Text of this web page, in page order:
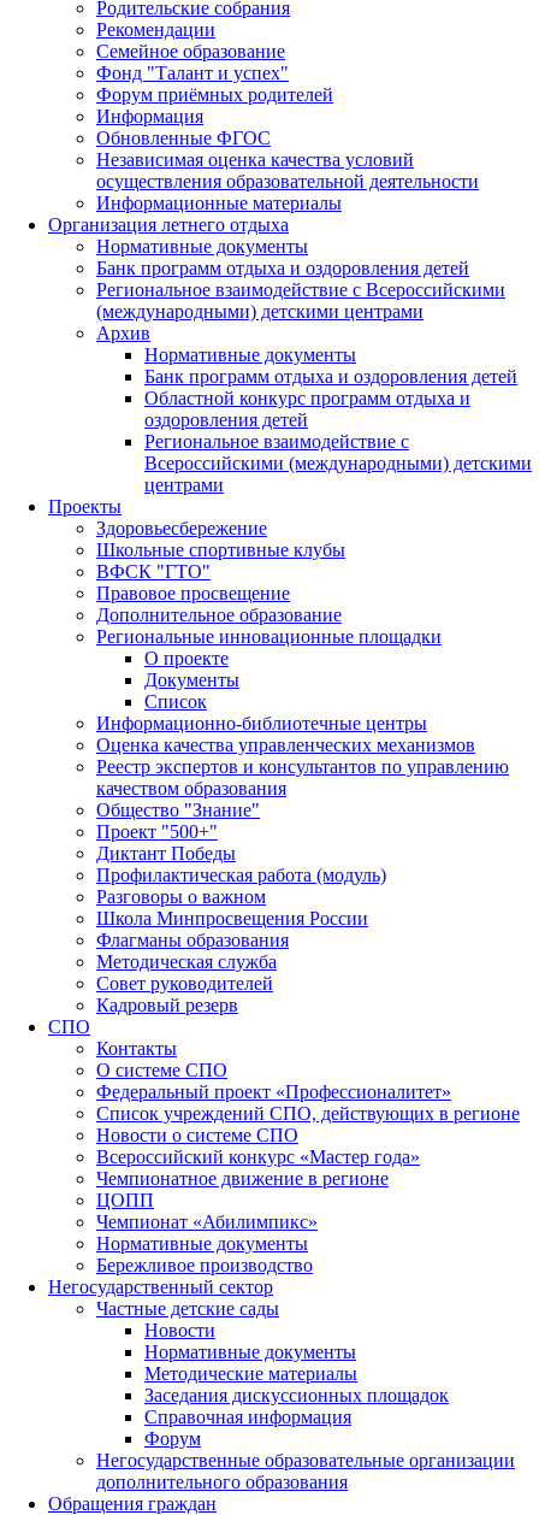
Родительские собрания
Рекомендации
Семейное образование
Фонд "Талант и успех"
Форум приёмных родителей
Информация
Обновленные ФГОС
Независимая оценка качества условий
осуществления образовательной деятельности
Информационные материалы
Организация летнего отдыха
Нормативные документы
Банк программ отдыха и оздоровления детей
Региональное взаимодействие с Всероссийскими
(международными) детскими центрами
Архив
Нормативные документы
Банк программ отдыха и оздоровления детей
Областной конкурс программ отдыха и
оздоровления детей
Региональное взаимодействие с
Всероссийскими (международными) детскими
центрами
Проекты
Здоровьесбережение
Школьные спортивные клубы
ВФСК "ГТО"
Правовое просвещение
Дополнительное образование
Региональные инновационные площадки
О проекте
Документы
Список
Информационно-библиотечные центры
Оценка качества управленческих механизмов
Реестр экспертов и консультантов по управлению
качеством образования
Общество "Знание"
Проект "500+"
Диктант Победы
Профилактическая работа (модуль)
Разговоры о важном
Школа Минпросвещения России
Флагманы образования
Методическая служба
Совет руководителей
Кадровый резерв
СПО
Контакты
О системе СПО
Федеральный проект «Профессионалитет»
Список учреждений СПО, действующих в регионе
Новости о системе СПО
Всероссийский конкурс «Мастер года»
Чемпионатное движение в регионе
ЦОПП
Чемпионат «Абилимпикс»
Нормативные документы
Бережливое производство
Негосударственный сектор
Частные детские сады
Новости
Нормативные документы
Методические материалы
Заседания дискуссионных площадок
Справочная информация
Форум
Негосударственные образовательные организации
дополнительного образования
Обращения граждан